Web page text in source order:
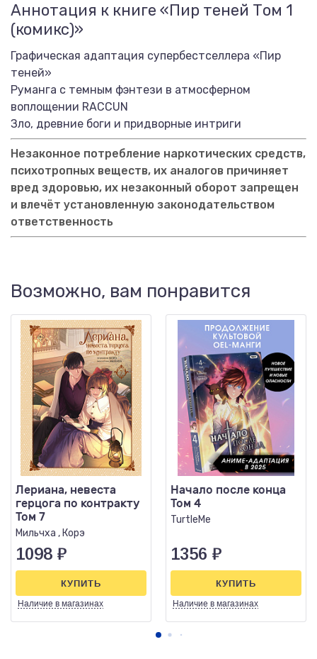
Аннотация к книге «Пир теней Том 1
(комикс)»
Графическая адаптация супербестселлера «Пир
теней»
Руманга с темным фэнтези в атмосферном
воплощении RACCUN
Зло, древние боги и придворные интриги
Незаконное потребление наркотических средств,
психотропных веществ, их аналогов причиняет
вред здоровью, их незаконный оборот запрещен
и влечёт установленную законодательством
ответственность
Возможно, вам понравится
Лериана, невеста
герцога по контракту
Том 7
Мильчха , Корэ
1098 ₽
Наличие в магазинах
КУПИТЬ
Начало после конца
Том 4
TurtleMe
1356 ₽
Наличие в магазинах
КУПИТЬ